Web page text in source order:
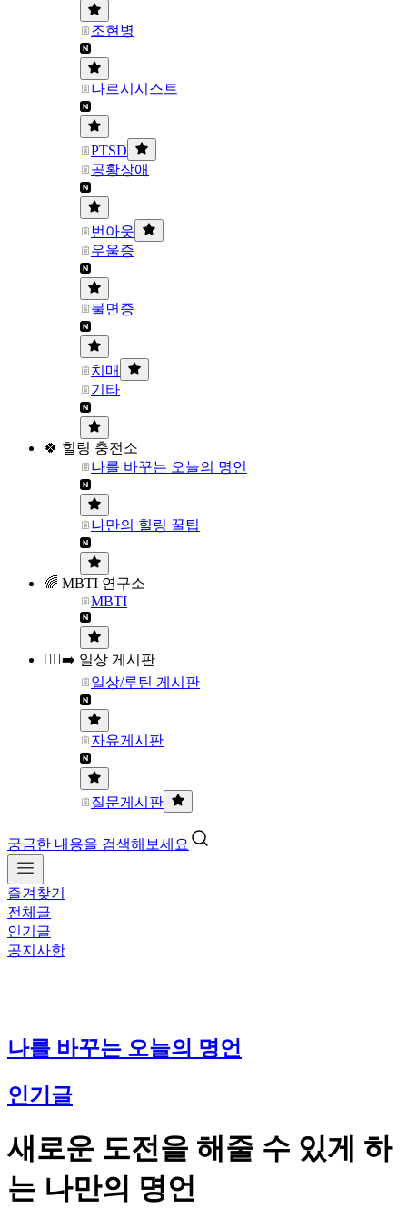
조현병
나르시시스트
PTSD
공황장애
번아웃
우울증
불면증
치매
기타
🍀 힐링 충전소
나를 바꾸는 오늘의 명언
나만의 힐링 꿀팁
🌈 MBTI 연구소
MBTI
🏃‍♀️‍➡️ 일상 게시판
일상/루틴 게시판
자유게시판
질문게시판
궁금한 내용을 검색해보세요
즐겨찾기
전체글
인기글
공지사항
나를 바꾸는 오늘의 명언
인기글
새로운 도전을 해줄 수 있게 하
는 나만의 명언